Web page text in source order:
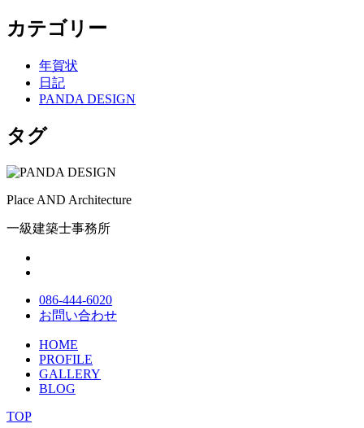
カテゴリー
年賀状
日記
PANDA DESIGN
タグ
Place AND Architecture
一級建築士事務所
086-444-6020
お問い合わせ
HOME
PROFILE
GALLERY
BLOG
TOP